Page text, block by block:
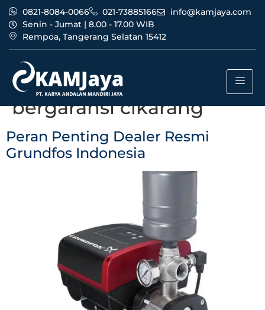
0821-8084-0066 021-73885166
info@kamjaya.com
Senin - Jumat | 8.00 - 17.00 WIB
Rempoa, Tangerang Selatan 15412
Tag:
grundfos indonesia
bergaransi cikarang
Peran Penting Dealer Resmi
Grundfos Indonesia